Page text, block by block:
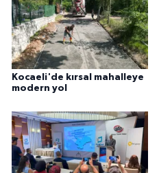
Kocaeli'de kırsal mahalleye
modern yol